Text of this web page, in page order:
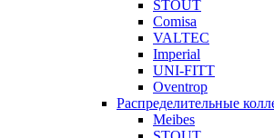
STOUT
Comisa
VALTEC
Imperial
UNI-FITT
Oventrop
Распределительные
Meibes